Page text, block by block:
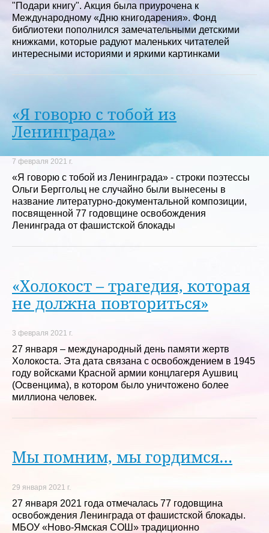
"Подари книгу". Акция была приурочена к
Международному «Дню книгодарения». Фонд
библиотеки пополнился замечательными детскими
книжками, которые радуют маленьких читателей
интересными историями и яркими картинками
«Я говорю с тобой из
Ленинграда»
7 февраля 2021 г.
«Я говорю с тобой из Ленинграда» - строки поэтессы
Ольги Берггольц не случайно были вынесены в
название литературно-документальной композиции,
посвященной 77 годовщине освобождения
Ленинграда от фашистской блокады
«Холокост – трагедия, которая
не должна повториться»
3 февраля 2021 г.
27 января – международный день памяти жертв
Холокоста. Эта дата связана с освобождением в 1945
году войсками Красной армии концлагеря Аушвиц
(Освенцима), в котором было уничтожено более
миллиона человек.
Мы помним, мы гордимся…
29 января 2021 г.
27 января 2021 года отмечалась 77 годовщина
освобождения Ленинграда от фашистской блокады.
МБОУ «Ново-Ямская СОШ» традиционно